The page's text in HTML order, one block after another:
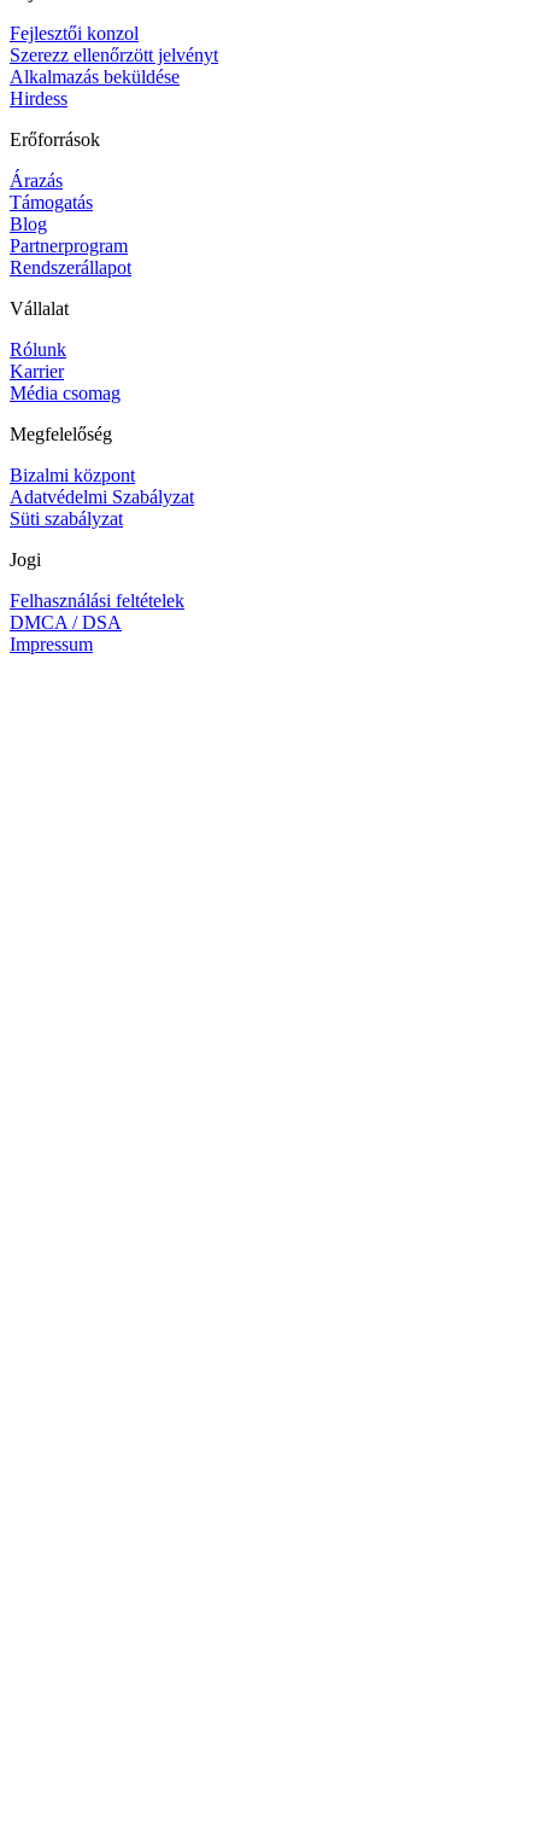
Fejlesztői konzol
Szerezz ellenőrzött jelvényt
Alkalmazás beküldése
Hirdess
Erőforrások
Árazás
Támogatás
Blog
Partnerprogram
Rendszerállapot
Vállalat
Rólunk
Karrier
Média csomag
Megfelelőség
Bizalmi központ
Adatvédelmi Szabályzat
Süti szabályzat
Jogi
Felhasználási feltételek
DMCA / DSA
Impressum